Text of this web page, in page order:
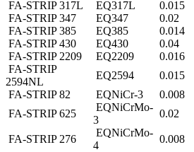
FA-STRIP 317L
EQ317L 0.015
FA-STRIP 347
EQ347 0.02
FA-STRIP 385
EQ385 0.014
FA-STRIP 430
EQ430 0.04
FA-STRIP 2209
EQ2209 0.016
FA-STRIP
2594NL
EQ2594 0.015
FA-STRIP 82
EQNiCr-3 0.008
FA-STRIP 625
EQNiCrMo-
3
0.02
FA-STRIP 276
EQNiCrMo-
4
0.008